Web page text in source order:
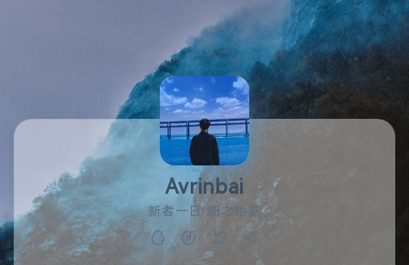
Avrinbai
新者一日 新之始基